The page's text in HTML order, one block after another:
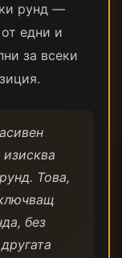
рунд —
едни и
за всеки
Това,
без